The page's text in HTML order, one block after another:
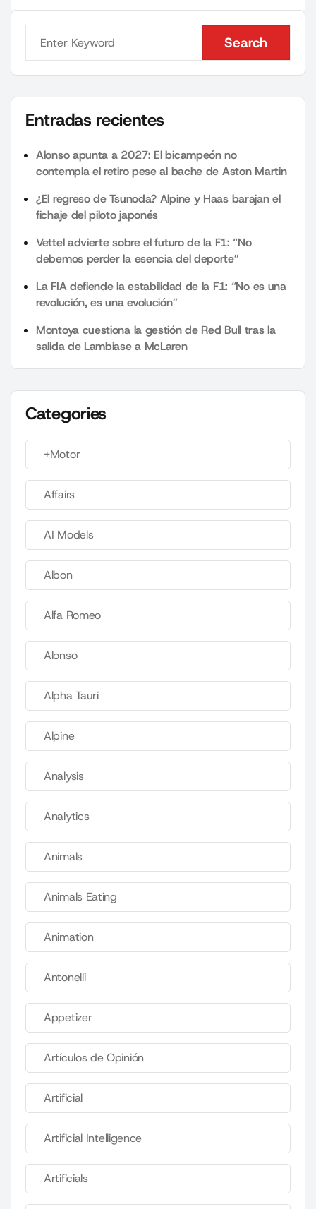
Search
Search
Entradas recientes
Alonso apunta a 2027: El bicampeón no
contempla el retiro pese al bache de Aston Martin
¿El regreso de Tsunoda? Alpine y Haas barajan el
fichaje del piloto japonés
Vettel advierte sobre el futuro de la F1: “No
debemos perder la esencia del deporte”
La FIA defiende la estabilidad de la F1: “No es una
revolución, es una evolución”
Montoya cuestiona la gestión de Red Bull tras la
salida de Lambiase a McLaren
Categories
+Motor
Affairs
AI Models
Albon
Alfa Romeo
Alonso
Alpha Tauri
Alpine
Analysis
Analytics
Animals
Animals Eating
Animation
Antonelli
Appetizer
Artículos de Opinión
Artificial
Artificial Intelligence
Artificials